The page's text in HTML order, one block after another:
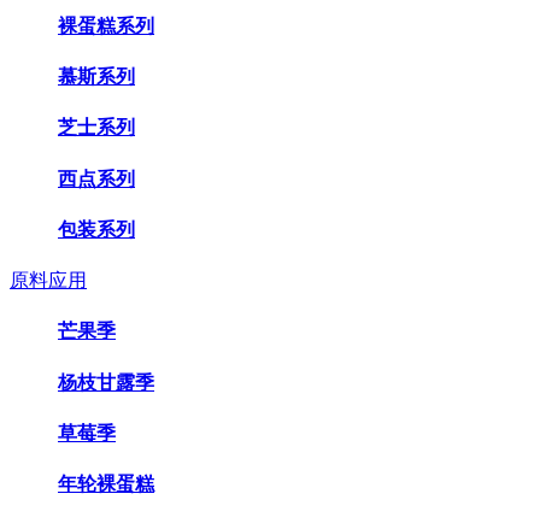
裸蛋糕系列
慕斯系列
芝士系列
西点系列
包装系列
原料应用
芒果季
杨枝甘露季
草莓季
年轮裸蛋糕